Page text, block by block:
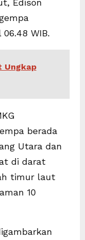
Edison
WIB.
Ungkap
berada
Utara dan
di darat
timur laut
10